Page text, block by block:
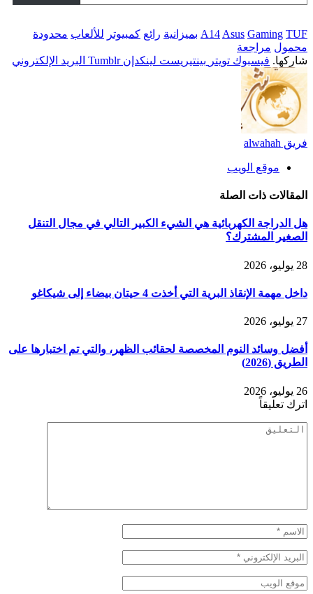
A14 Asus Gaming TUF بميزانية رائع كمبيوتر للألعاب محدودة
محمول مراجعة
شاركها. فيسبوك تويتر بينتيريست لينكدإن Tumblr البريد الإلكتروني
فريق alwahah
موقع الويب
المقالات ذات الصلة
هل الدراجة الكهربائية هي الشيء الكبير التالي في مجال التنقل
الصغير المشترك؟
28 يوليو، 2026
داخل مهمة الإنقاذ البرية التي أخذت 4 حيتان بيضاء إلى شيكاغو
27 يوليو، 2026
أفضل وسائد النوم المخصصة لحقائب الظهر، والتي تم اختبارها على
الطريق (2026)
26 يوليو، 2026
اترك تعليقاً